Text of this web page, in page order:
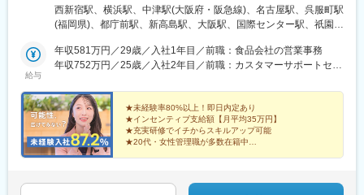
横浜支社★2024年8月オープン神奈川県横浜市西区高島1-1-2横浜
三井ビルディング20F■大阪支社大阪府大阪市北区大淀中1-1-30梅
転愛知県名古屋市西区名駅2-27-8名古屋プライムセントラルタワ
ー4F■福岡支社★2024年11月増床移転福岡県福岡市博多区上呉服
囲
西新宿駅、横浜駅、中津駅(大阪府・阪急線)、名古屋駅、呉服町駅
(福岡県)、都庁前駅、新高島駅、大阪駅、国際センター駅、祇園駅
駅、中洲川端駅
給与
年収581万円／29歳／入社1年目／前職：食品会社の営業事務
年収752万円／25歳／入社2年目／前職：カスタマーサポートセン
★未経験率80%以上！即日内定あり
★インセンティブ支給額【月平均35万円】
★充実研修でイチからスキルアップ可能
★20代・女性管理職が多数在籍中